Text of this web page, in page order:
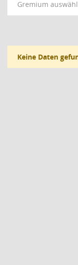
Gremium
Keine Daten